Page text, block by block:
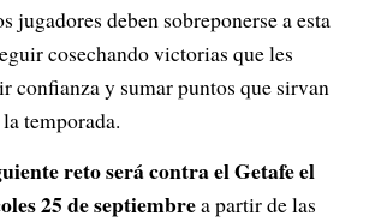
jugadores deben sobreponerse a esta
cosechando victorias que les
confianza y sumar puntos que sirvan
temporada.
reto será contra el Getafe el
25 de septiembrea partir de las